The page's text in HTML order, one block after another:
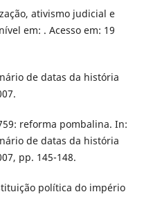
ativismo judicial e
em: . Acesso em: 19
de datas da história
reforma pombalina. In:
de datas da história
pp. 145-148.
política do império